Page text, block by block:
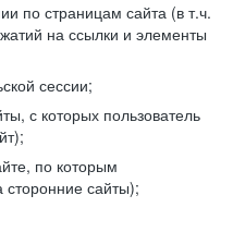
по страницам сайта (в т.ч.
на ссылки и элементы
сессии;
с которых пользователь
по которым
сторонние сайты);